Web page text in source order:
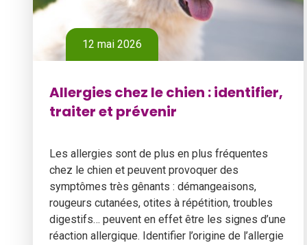
12 mai 2026
Allergies chez le chien : identifier,
traiter et prévenir
Les allergies sont de plus en plus fréquentes
chez le chien et peuvent provoquer des
symptômes très gênants : démangeaisons,
rougeurs cutanées, otites à répétition, troubles
digestifs… peuvent en effet être les signes d’une
réaction allergique. Identifier l’origine de l’allergie